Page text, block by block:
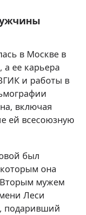
в Москве в
а ее карьера
и работы в
включая
ей всесоюзную
был
она
Вторым мужем
Леси
подаривший